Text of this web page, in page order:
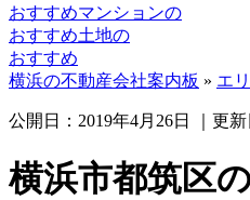
おすすめマンションの
おすすめ土地の
おすすめ
横浜の不動産会社案内板 » エ
公開日： 2019年4月26日 ｜更新
横浜市都筑区